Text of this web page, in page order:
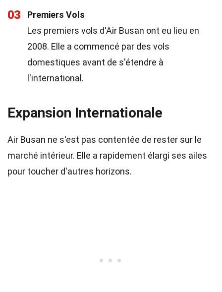
03
Premiers Vols
Les premiers vols d'Air Busan ont eu lieu en
2008. Elle a commencé par des vols
domestiques avant de s'étendre à
l'international.
Expansion Internationale
Air Busan ne s'est pas contentée de rester sur le
marché intérieur. Elle a rapidement élargi ses ailes
pour toucher d'autres horizons.